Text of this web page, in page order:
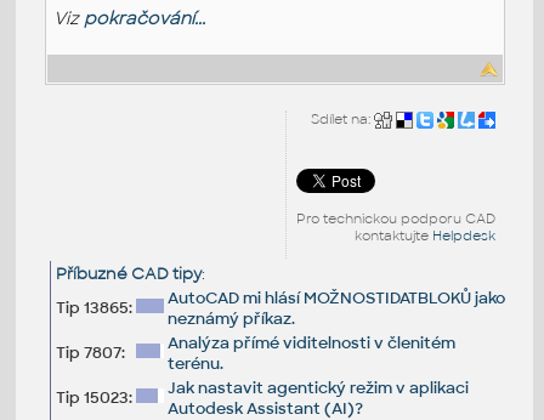
Viz pokračování...
Sdílet na:
Pro technickou podporu CAD
kontaktujte Helpdesk
Příbuzné CAD tipy:
Tip 13865:
AutoCAD mi hlásí MOŽNOSTIDATBLOKŮ jako
neznámý příkaz.
Tip 7807:
Analýza přímé viditelnosti v členitém
terénu.
Tip 15023:
Jak nastavit agentický režim v aplikaci
Autodesk Assistant (AI)?